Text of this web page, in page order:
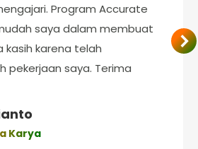
Karya
Program Accurate
saya dalam membuat
kasih karena telah
pekerjaan saya. Terima